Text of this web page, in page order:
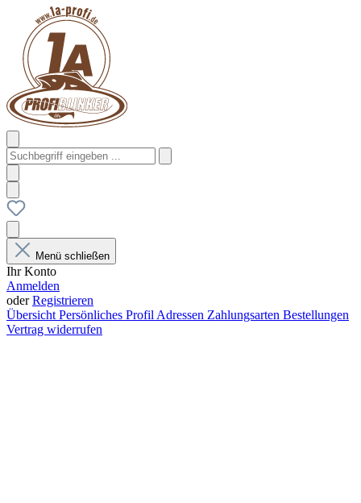
Menü schließen
Ihr Konto
Anmelden
oderRegistrieren
Übersicht Persönliches Profil Adressen Zahlungsarten Bestellungen
Vertrag widerrufen